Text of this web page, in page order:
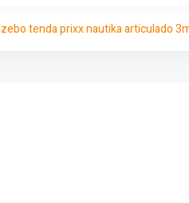
tenda prixx nautika articulado